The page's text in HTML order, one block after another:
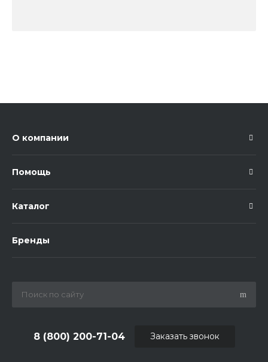
О компании
Помощь
Каталог
Бренды
8 (800) 200-71-04 Заказать звонок